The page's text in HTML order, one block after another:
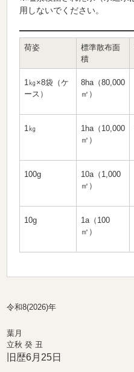
用しないでください。
荷姿
標準散布面
積
1㎏×8袋（ケ
ース）
8ha（80,000
㎡）
1㎏
1ha（10,000
㎡）
100g
10a（1,000
㎡）
10g
1a（100
㎡）
令和8(2026)年
葉月
立秋 癸 丑
旧歴6月25日